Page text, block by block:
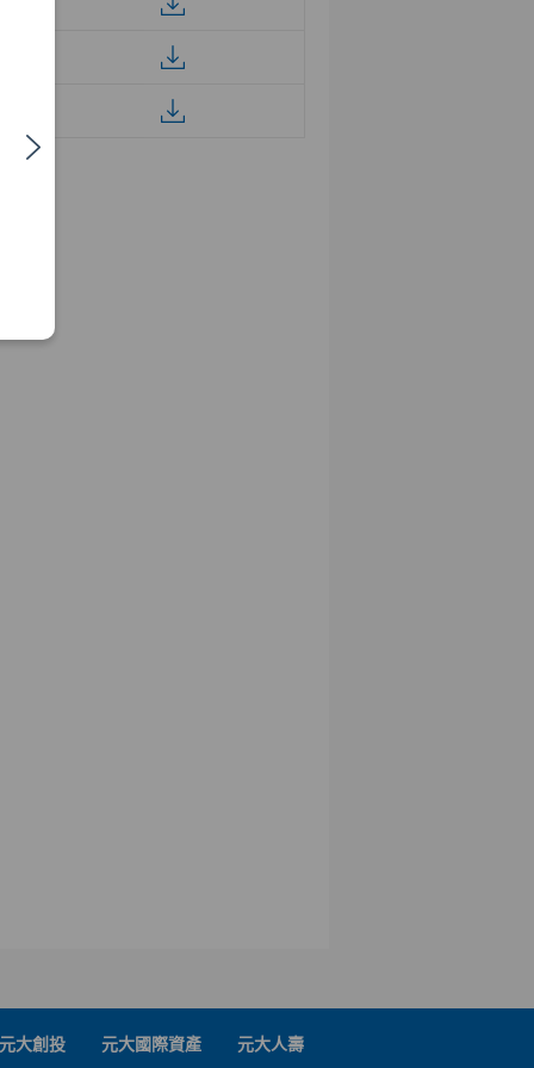
元大創投 元大國際資產 元大人壽